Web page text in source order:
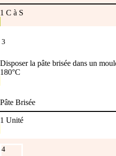
1 C à S
3
Disposer la pâte brisée dans un
180°C
Pâte Brisée
1 Unité
4